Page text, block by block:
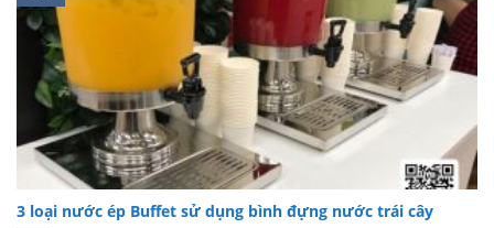
3 loại nước ép Buffet sử dụng bình đựng nước trái cây